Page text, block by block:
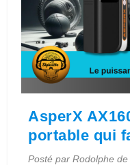
AsperX
portable qui
Posté parRodolphe